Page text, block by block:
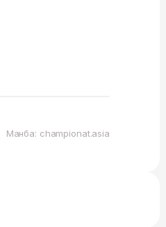
Манба: championat.asia